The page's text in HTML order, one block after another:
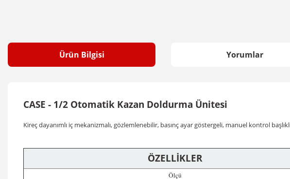
Ürün Bilgisi Yorumlar
CASE - 1/2 Otomatik Kazan Doldurma Ünitesi
Kireç dayanımlı iç mekanizmalı, gözlemlenebilir, basınç ayar göstergeli, manuel kontrol
ÖZELLİKLER
Ölçü